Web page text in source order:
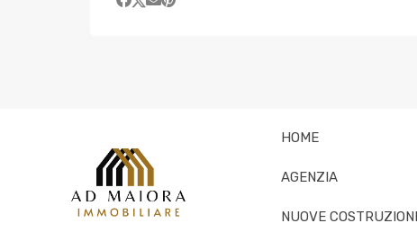
HOME
AGENZIA
NUOVE COSTRUZIONI